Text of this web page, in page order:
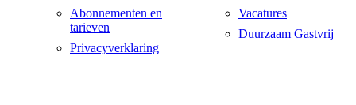
Abonnementen en
tarieven
Privacyverklaring
Vacatures
Duurzaam Gastvrij